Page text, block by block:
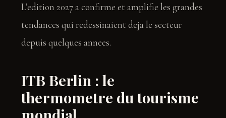
L’edition 2027 a confirme et amplifie les grandes
tendances qui redessinaient deja le secteur
depuis quelques annees.
ITB Berlin : le
thermometre du tourisme